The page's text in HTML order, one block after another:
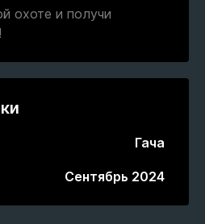
охоте и получи
Гача
Сентябрь 2024